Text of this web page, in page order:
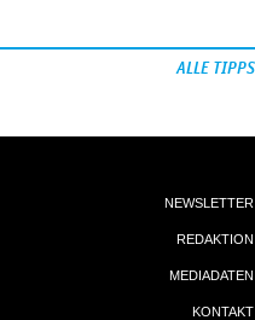
ALLE TIPPS
NEWSLETTER
REDAKTION
MEDIADATEN
KONTAKT